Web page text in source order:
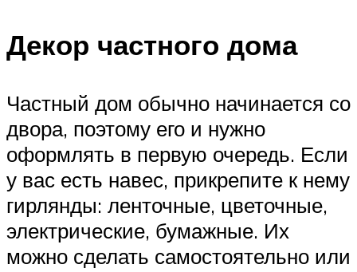
Декор частного дома
Частный дом обычно начинается со
двора, поэтому его и нужно
оформлять в первую очередь. Если
у вас есть навес, прикрепите к нему
гирлянды: ленточные, цветочные,
электрические, бумажные. Их
можно сделать самостоятельно или